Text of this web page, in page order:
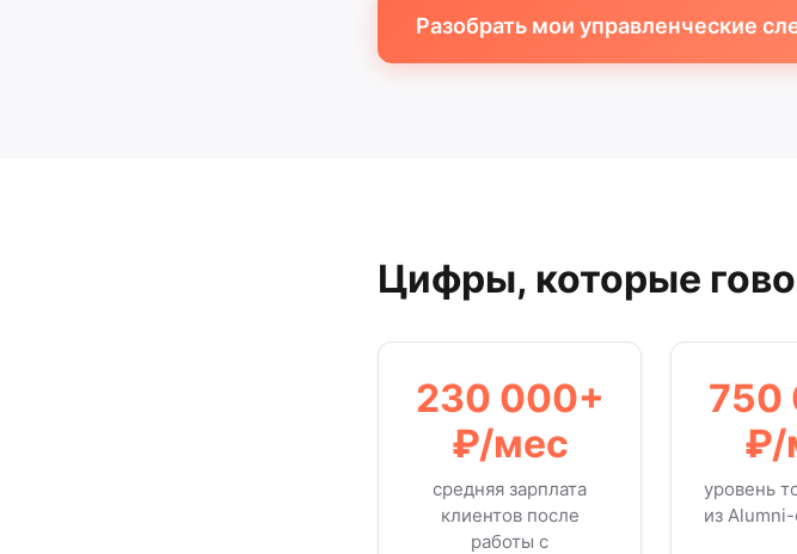
Разобрать мои управленческие
Цифры, которые
230 000+
₽/мес
средняя зарплата
клиентов после
работы с
750
₽/
уровень
из